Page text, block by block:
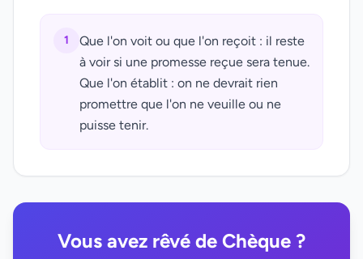
1
Que l'on voit ou que l'on reçoit : il reste
à voir si une promesse reçue sera tenue.
Que l'on établit : on ne devrait rien
promettre que l'on ne veuille ou ne
puisse tenir.
Vous avez rêvé de Chèque ?